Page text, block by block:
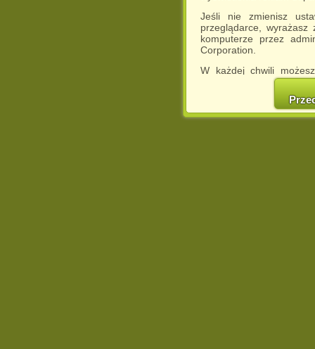
Jeśli nie zmienisz
przeglądarce,
komputerze przez
Corporation.
W każdej chwili
cookies w swojej
w naszej
http://chomikuj.pl/